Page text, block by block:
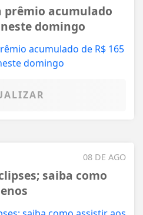
prêmio acumulado
domingo
08 DE AGO
saiba como